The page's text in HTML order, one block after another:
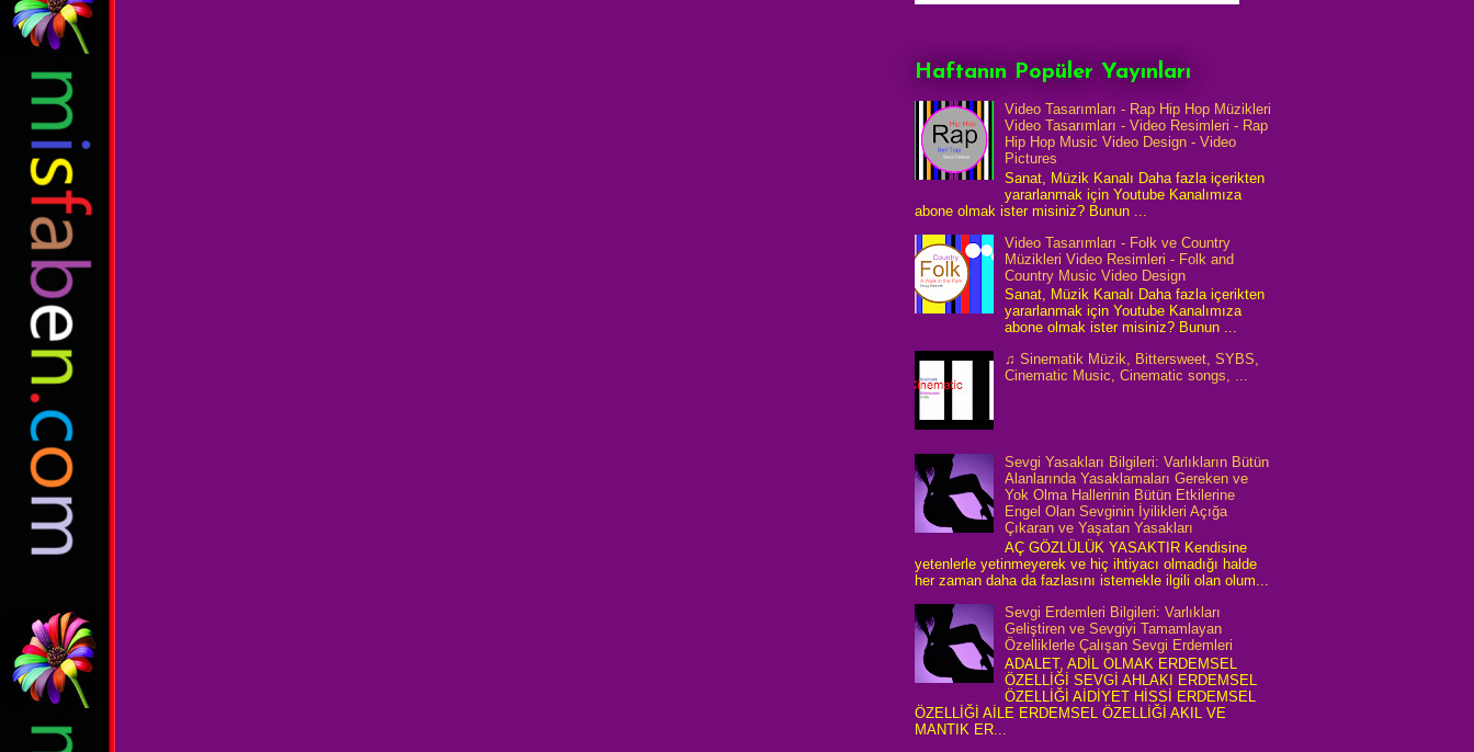
Haftanın Popüler Yayınları
Video Tasarımları - Rap Hip Hop Müzikleri
Video Tasarımları - Video Resimleri - Rap
Hip Hop Music Video Design - Video
Pictures
Sanat, Müzik Kanalı Daha fazla içerikten
yararlanmak için Youtube Kanalımıza
abone olmak ister misiniz? Bunun ...
Video Tasarımları - Folk ve Country
Müzikleri Video Resimleri - Folk and
Country Music Video Design
Sanat, Müzik Kanalı Daha fazla içerikten
yararlanmak için Youtube Kanalımıza
abone olmak ister misiniz? Bunun ...
♫ Sinematik Müzik, Bittersweet, SYBS,
Cinematic Music, Cinematic songs, ...
Sevgi Yasakları Bilgileri: Varlıkların Bütün
Alanlarında Yasaklamaları Gereken ve
Yok Olma Hallerinin Bütün Etkilerine
Engel Olan Sevginin İyilikleri Açığa
Çıkaran ve Yaşatan Yasakları
AÇ GÖZLÜLÜK YASAKTIR Kendisine
yetenlerle yetinmeyerek ve hiç ihtiyacı olmadığı halde
her zaman daha da fazlasını istemekle ilgili olan olum...
Sevgi Erdemleri Bilgileri: Varlıkları
Geliştiren ve Sevgiyi Tamamlayan
Özelliklerle Çalışan Sevgi Erdemleri
ADALET, ADİL OLMAK ERDEMSEL
ÖZELLİĞİ SEVGİ AHLAKI ERDEMSEL
ÖZELLİĞİ AİDİYET HİSSİ ERDEMSEL
ÖZELLİĞİ AİLE ERDEMSEL ÖZELLİĞİ AKIL VE
MANTIK ER...